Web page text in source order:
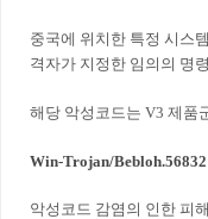
중국에 위치한 특정 시스
격자가 지정한 임의의 명
해당 악성코드는 V3 제품
Win-Trojan/Bebloh.56832
악성코드 감염의 인한 피